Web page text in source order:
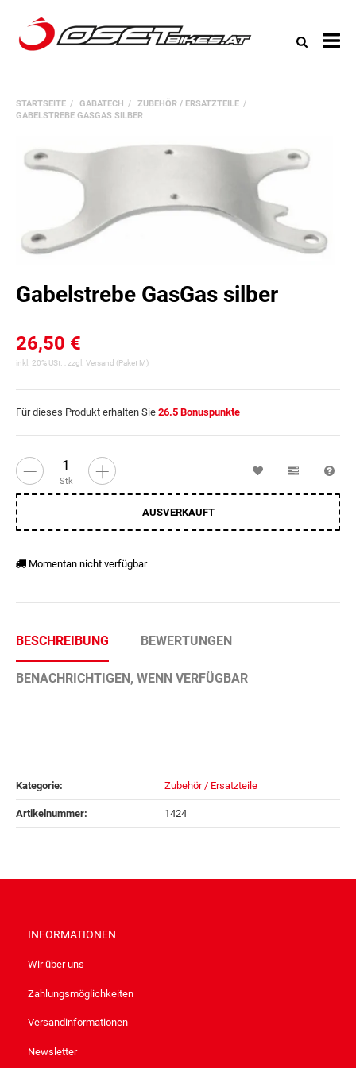
STARTSEITE GABATECH
ZUBEHÖR / ERSATZTEILE
GABELSTREBE GASGAS SILBER
Gabelstrebe GasGas silber
26,50 €
inkl. 20% USt. , zzgl. Versand (Paket M)
Für dieses Produkt erhalten Sie 26.5 Bonuspunkte
Stk
AUSVERKAUFT
Momentan nicht verfügbar
Wunschzettel
BESCHREIBUNG BEWERTUNGEN
BENACHRICHTIGEN, WENN VERFÜGBAR
Kategorie: Zubehör / Ersatzteile
Artikelnummer: 1424
INFORMATIONEN
Wir über uns
Zahlungsmöglichkeiten
Versandinformationen
Newsletter